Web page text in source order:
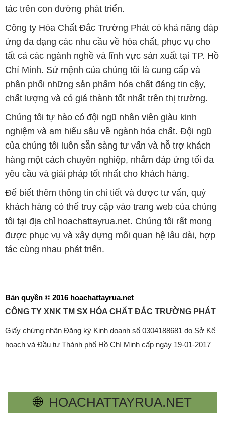
tác trên con đường phát triển.
Công ty Hóa Chất Đắc Trường Phát có khả năng đáp
ứng đa dạng các nhu cầu về hóa chất, phục vụ cho
tất cả các ngành nghề và lĩnh vực sản xuất tại TP. Hồ
Chí Minh. Sứ mệnh của chúng tôi là cung cấp và
phân phối những sản phẩm hóa chất đáng tin cậy,
chất lượng và có giá thành tốt nhất trên thị trường.
Chúng tôi tự hào có đội ngũ nhân viên giàu kinh
nghiệm và am hiểu sâu về ngành hóa chất. Đội ngũ
của chúng tôi luôn sẵn sàng tư vấn và hỗ trợ khách
hàng một cách chuyên nghiệp, nhằm đáp ứng tối đa
yêu cầu và giải pháp tốt nhất cho khách hàng.
Để biết thêm thông tin chi tiết và được tư vấn, quý
khách hàng có thể truy cập vào trang web của chúng
tôi tại địa chỉ hoachattayrua.net. Chúng tôi rất mong
được phục vụ và xây dựng mối quan hệ lâu dài, hợp
tác cùng nhau phát triển.
Bản quyền © 2016 hoachattayrua.net
CÔNG TY XNK TM SX HÓA CHẤT ĐẮC TRƯỜNG PHÁT
Giấy chứng nhận Đăng ký Kinh doanh số 0304188681 do Sở Kế
hoạch và Đầu tư Thành phố Hồ Chí Minh cấp ngày 19-01-2017
🌐 HOACHATTAYRUA.NET